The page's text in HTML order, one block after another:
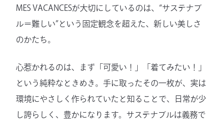
MES VACANCESが大切にしているのは、“サステナブ
ル＝難しい”という固定観念を超えた、新しい美しさ
のかたち。
心惹かれるのは、まず「可愛い！」「着てみたい！」
という純粋なときめき。手に取ったその一枚が、実は
環境にやさしく作られていたと知ることで、日常が少
し誇らしく、豊かになります。サステナブルは義務で